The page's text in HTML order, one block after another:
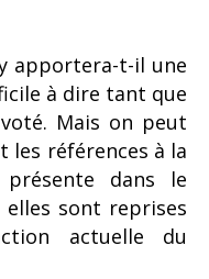
apportera-t-il une
à dire tant que
Mais on peut
les références à la
dans le
elles sont reprises
actuelle du